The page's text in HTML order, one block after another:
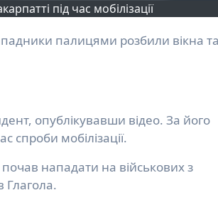
під час мобілізації
опублікувавши відео. За його
спроби мобілізації.
нападати на військових з
Глагола.